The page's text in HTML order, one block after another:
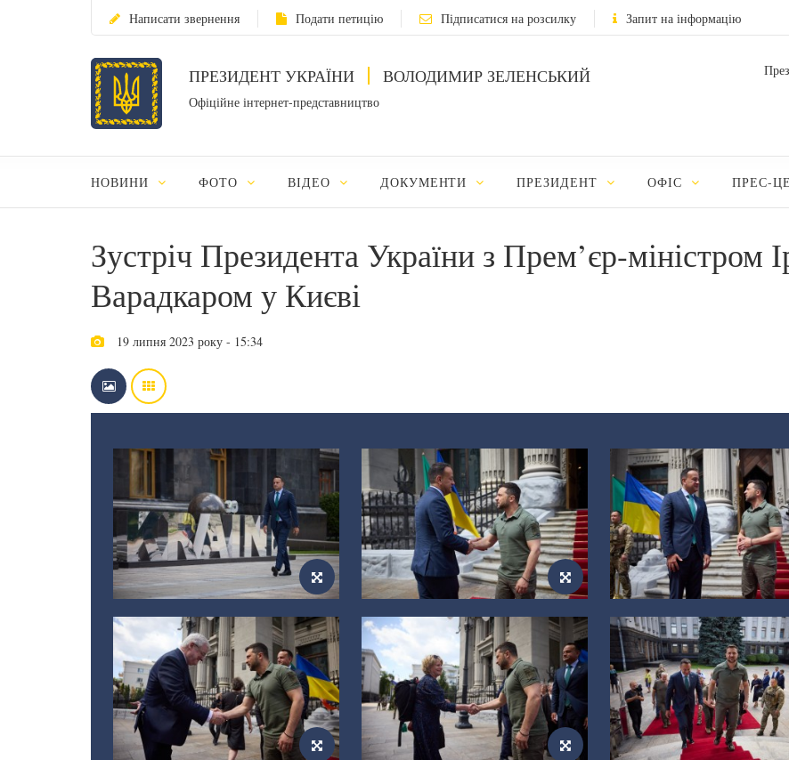
Написати звернення Подати петицію Підписатися на розсилку Запит на інформацію
ПРЕЗИДЕНТ УКРАЇНИ ВОЛОДИМИР ЗЕЛЕНСЬКИЙ
Офіційне інтернет-представництво
НОВИНИ ФОТО ВІДЕО ДОКУМЕНТИ ПРЕЗИДЕНТ ОФІС ПРЕС-
Зустріч Президента України з Прем’єр-міністром
Варадкаром у Києві
19 липня 2023 року - 15:34